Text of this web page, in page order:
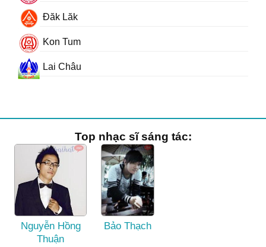
Đăk Lăk
Kon Tum
Lai Châu
Top nhạc sĩ sáng tác:
Nguyễn Hồng
Thuận
Bảo Thạch